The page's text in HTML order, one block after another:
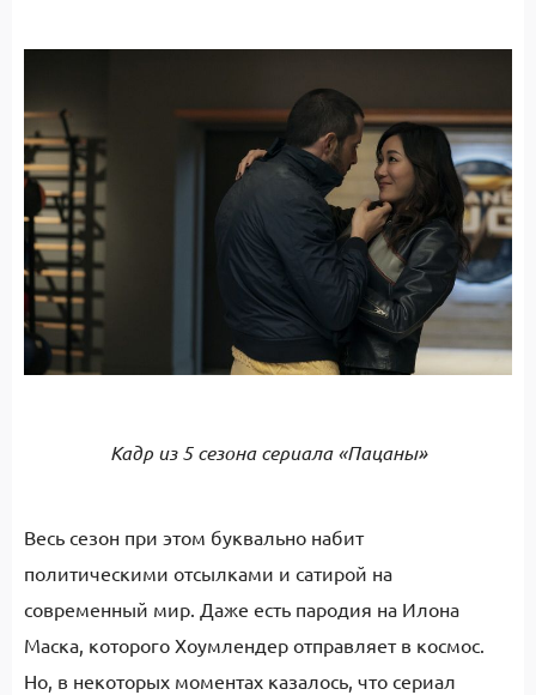
Кадр из 5 сезона сериала «Пацаны»
Весь сезон при этом буквально набит
политическими отсылками и сатирой на
современный мир. Даже есть пародия на Илона
Маска, которого Хоумлендер отправляет в космос.
Но, в некоторых моментах казалось, что сериал